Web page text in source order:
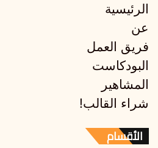
الرئيسية
عن
فريق العمل
البودكاست
المشاهير
شراء القالب!
الأقسام